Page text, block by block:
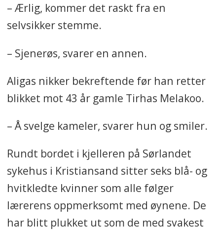
– Ærlig, kommer det raskt fra en
selvsikker stemme.
– Sjenerøs, svarer en annen.
Aligas nikker bekreftende før han retter
blikket mot 43 år gamle Tirhas Melakoo.
– Å svelge kameler, svarer hun og smiler.
Rundt bordet i kjelleren på Sørlandet
sykehus i Kristiansand sitter seks blå- og
hvitkledte kvinner som alle følger
lærerens oppmerksomt med øynene. De
har blitt plukket ut som de med svakest